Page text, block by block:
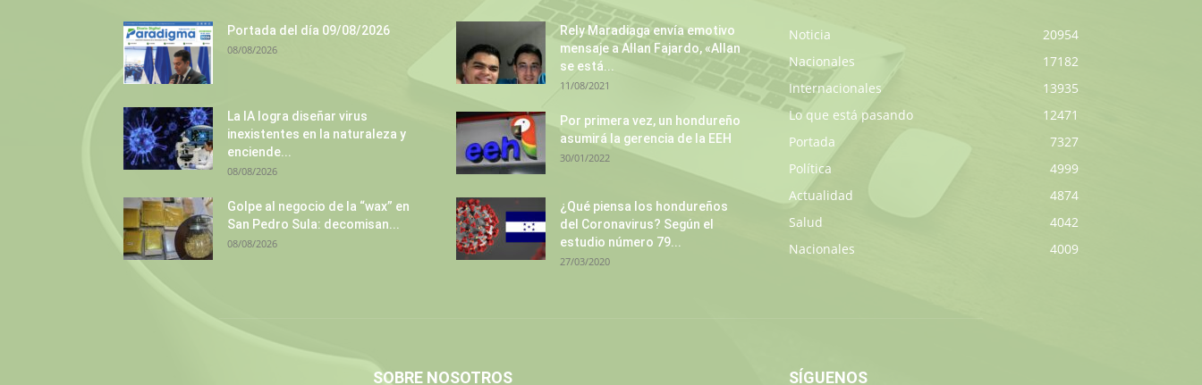
Portada del día 09/08/2026
08/08/2026
La IA logra diseñar virus
inexistentes en la naturaleza y
enciende...
08/08/2026
Golpe al negocio de la “wax” en
San Pedro Sula: decomisan...
08/08/2026
Rely Maradiaga envía emotivo
mensaje a Allan Fajardo, «Allan
se está...
11/08/2021
Por primera vez, un hondureño
asumirá la gerencia de la EEH
30/01/2022
¿Qué piensa los hondureños
del Coronavirus? Según el
estudio número 79...
27/03/2020
Noticia
20954
Nacionales
17182
Internacionales
13935
Lo que está pasando
12471
Portada
7327
Política
4999
Actualidad
4874
Salud
4042
Nacionales
4009
SOBRE NOSOTROS SÍGUENOS